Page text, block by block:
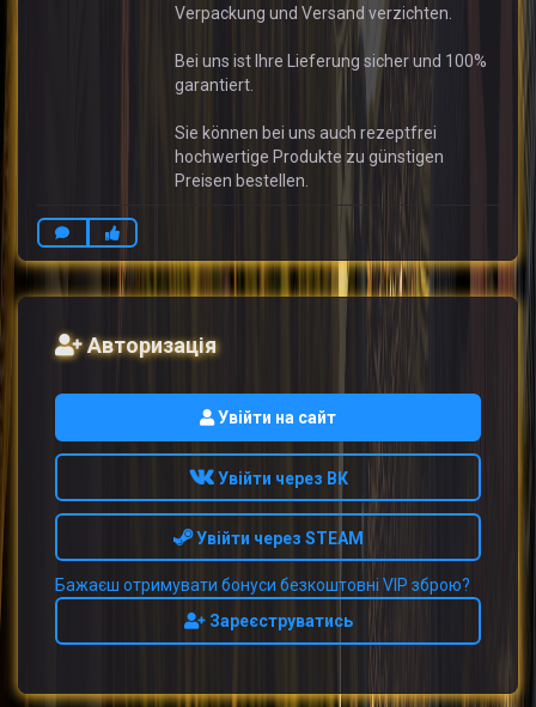
Verpackung und Versand verzichten.
Bei uns ist Ihre Lieferung sicher und 100%
garantiert.
Sie können bei uns auch rezeptfrei
hochwertige Produkte zu günstigen
Preisen bestellen.
Авторизація
Увійти на сайт
Увійти через ВК
Увійти через STEAM
Бажаєш отримувати бонуси безкоштовні VIP зброю?
Зареєструватись